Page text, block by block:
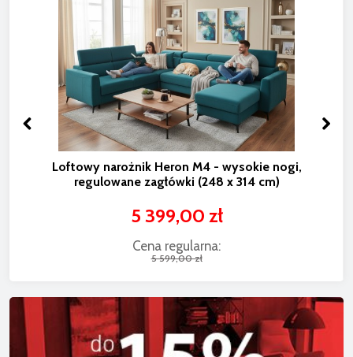
Loftowy narożnik Heron M4 - wysokie nogi,
regulowane zagłówki (248 x 314 cm)
5 399,00 zł
Cena regularna:
5 599,00 zł